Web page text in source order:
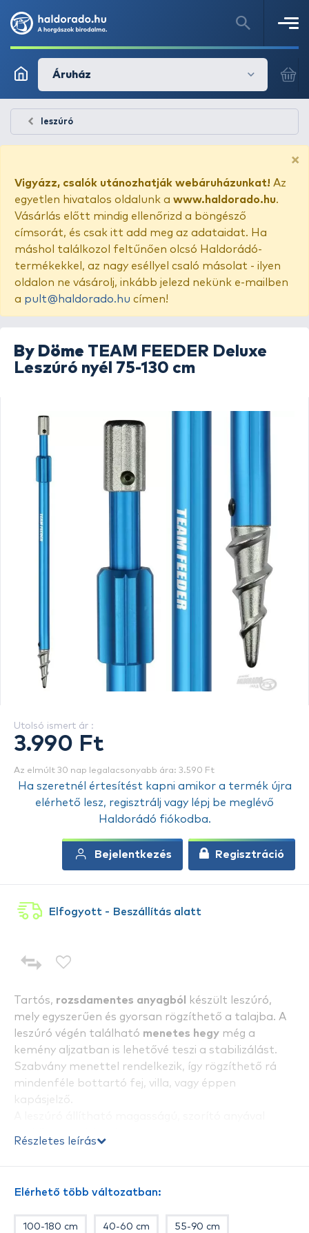
Áruház
leszúró
×
Vigyázz, csalók utánozhatják webáruházunkat! Az
egyetlen hivatalos oldalunk a www.haldorado.hu.
Vásárlás előtt mindig ellenőrizd a böngésző
címsorát, és csak itt add meg az adataidat. Ha
máshol találkozol feltűnően olcsó Haldorádó-
termékekkel, az nagy eséllyel csaló másolat - ilyen
oldalon ne vásárolj, inkább jelezd nekünk e-mailben
a pult@haldorado.hu címen!
By Döme TEAM FEEDER Deluxe
Leszúró nyél 75-130 cm
Tartós, rozsdamentes anyagból
készült leszúró,
mely egyszerűen és gyorsan rögzíthető a talajba. A
leszúró végén található menetes hegy még a
kemény aljzatban is lehetővé teszi a stabilizálást.
Szabvány menettel rendelkezik, így rögzíthető rá
mindenféle bottartó fej, villa, vagy éppen
kapásjelző.
- Anyaga: acél
Részletes leírás
Elérhető több változatban:
100-180 cm 40-60 cm 55-90 cm
Elfogyott - Beszállítás alatt
Utolsó ismert ár :
3.990 Ft
Az elmúlt 30 nap legalacsonyabb ára: 3.590 Ft
Ha szeretnél értesítést kapni amikor a termék újra
elérhető lesz, regisztrálj vagy lépj be meglévő
Haldorádó fiókodba.
Bejelentkezés Regisztráció